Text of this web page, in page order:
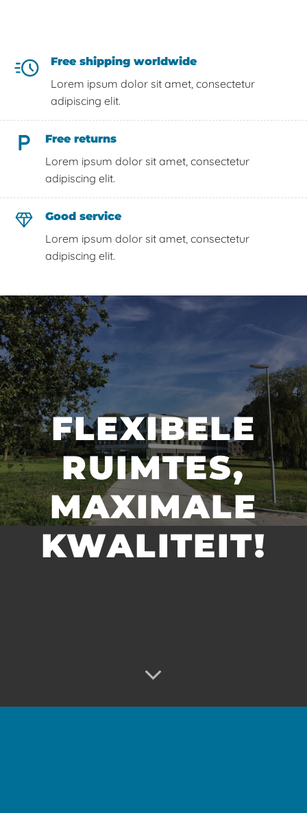
Free shipping worldwide
Lorem ipsum dolor sit amet, consectetur
adipiscing elit.
Free returns
Lorem ipsum dolor sit amet, consectetur
adipiscing elit.
Good service
Lorem ipsum dolor sit amet, consectetur
adipiscing elit.
FLEXIBELE
RUIMTES,
MAXIMALE
KWALITEIT!